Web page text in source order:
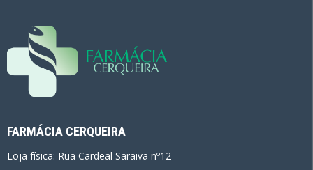
FARMÁCIA CERQUEIRA
Loja física: Rua Cardeal Saraiva nº12